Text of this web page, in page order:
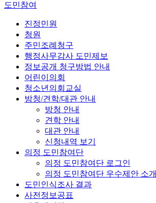
도민참여
진정민원
청원
주민조례청구
행정사무감사 도민제보
정보공개 청구방법 안내
어린이의회
청소년의회교실
방청/견학/대관 안내
방청 안내
견학 안내
대관 안내
신청내역 보기
의정 도민참여단
의정 도민참여단 로그인
의정 도민참여단 우수제안 소개
도민인식조사 결과
사전정보공표